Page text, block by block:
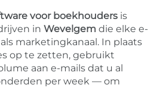
voor boekhouders is
in Wevelgem die elke e-
marketingkanaal. In plaats
op te zetten, gebruikt
aan e-mails dat u al
per week — om